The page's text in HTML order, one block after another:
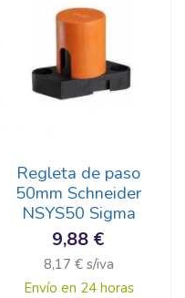
Regleta de paso
50mm Schneider
NSYS50 Sigma
9,88 €
8,17 € s/iva
Envío en 24 horas